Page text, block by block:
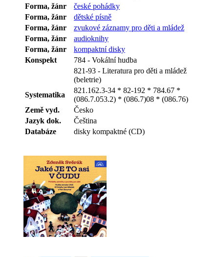
Forma, žánr
české pohádky
Forma, žánr
dětské písně
Forma, žánr
zvukové záznamy pro děti a mládež
Forma, žánr
audioknihy
Forma, žánr
kompaktní disky
Konspekt
784 - Vokální hudba
821-93 - Literatura pro děti a mládež
(beletrie)
Systematika
821.162.3-34 * 82-192 * 784.67 *
(086.7.053.2) * (086.7)08 * (086.76)
Země vyd.
Česko
Jazyk dok.
Čeština
Databáze
disky kompaktné (CD)